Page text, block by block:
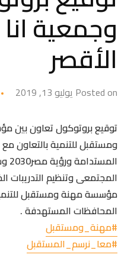
وجمعية
الأقصر
Posted on يوليو 13, 2019
توقيع بروتوكول تعاون بين
ومستقبل للتنمية بالتعاون
المجتمعى وتنظيم
مؤسسة مهنة ومستقبل
المحافظات المستهدفة .
#مهنة_ومستقبل
#معا_نرسم_المستقبل